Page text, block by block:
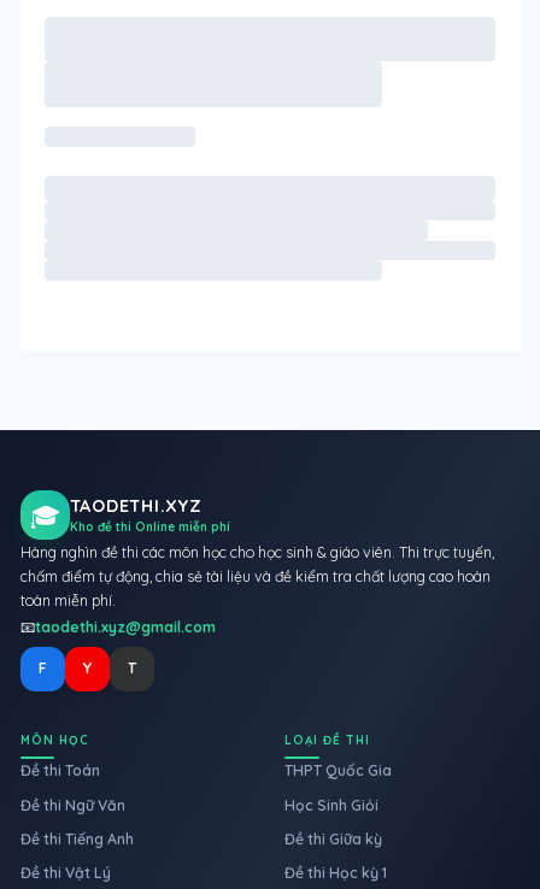
🎓 TAODETHI.XYZ
Kho đề thi Online miễn phí
Hàng nghìn đề thi các môn học cho học sinh & giáo viên. Thi trực tuyến,
chấm điểm tự động, chia sẻ tài liệu và đề kiểm tra chất lượng cao hoàn
toàn miễn phí.
📧taodethi.xyz@gmail.com
F Y T
MÔN HỌC
Đề thi Toán
Đề thi Ngữ Văn
Đề thi Tiếng Anh
Đề thi Vật Lý
LOẠI ĐỀ THI
THPT Quốc Gia
Học Sinh Giỏi
Đề thi Giữa kỳ
Đề thi Học kỳ 1